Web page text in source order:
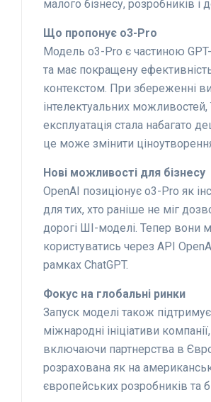
малого бізнесу, розробників і
Що пропонує o3-Pro
Модель o3-Pro є частиною
та має покращену
контекстом. При збереженні
інтелектуальних можливостей,
експлуатація стала набагато
це може змінити
Нові можливості для бізнесу
OpenAI позиціонує o3-Pro як
для тих, хто раніше не міг
дорогі ШІ-моделі. Тепер вони
користуватись через API
рамках ChatGPT.
Фокус на глобальні ринки
Запуск моделі також підтримує
міжнародні ініціативи компанії,
включаючи партнерства в
розрахована як на
європейських розробників та